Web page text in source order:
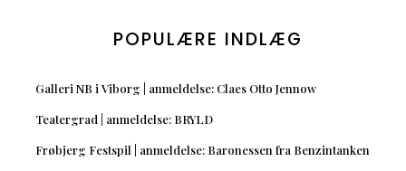
POPULÆRE INDLÆG
Galleri NB i Viborg | anmeldelse: Claes Otto Jennow
Teatergrad | anmeldelse: BRYLD
Frøbjerg Festspil | anmeldelse: Baronessen fra Benzintanken